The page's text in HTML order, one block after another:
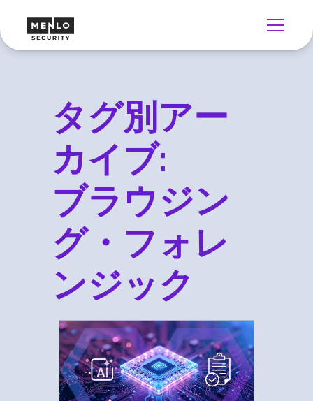
タグ別アー
カイブ:
ブラウジン
グ・フォレ
ンジック